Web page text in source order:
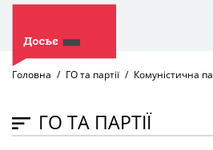
Головна ГО та партії Комуністична
ГО ТА ПАРТІЇ